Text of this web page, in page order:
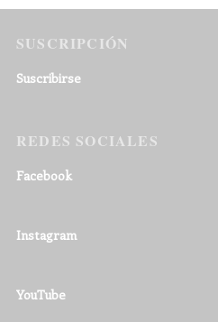
SUSCRIPCIÓN
Suscribirse
REDES SOCIALES
Facebook
Instagram
YouTube